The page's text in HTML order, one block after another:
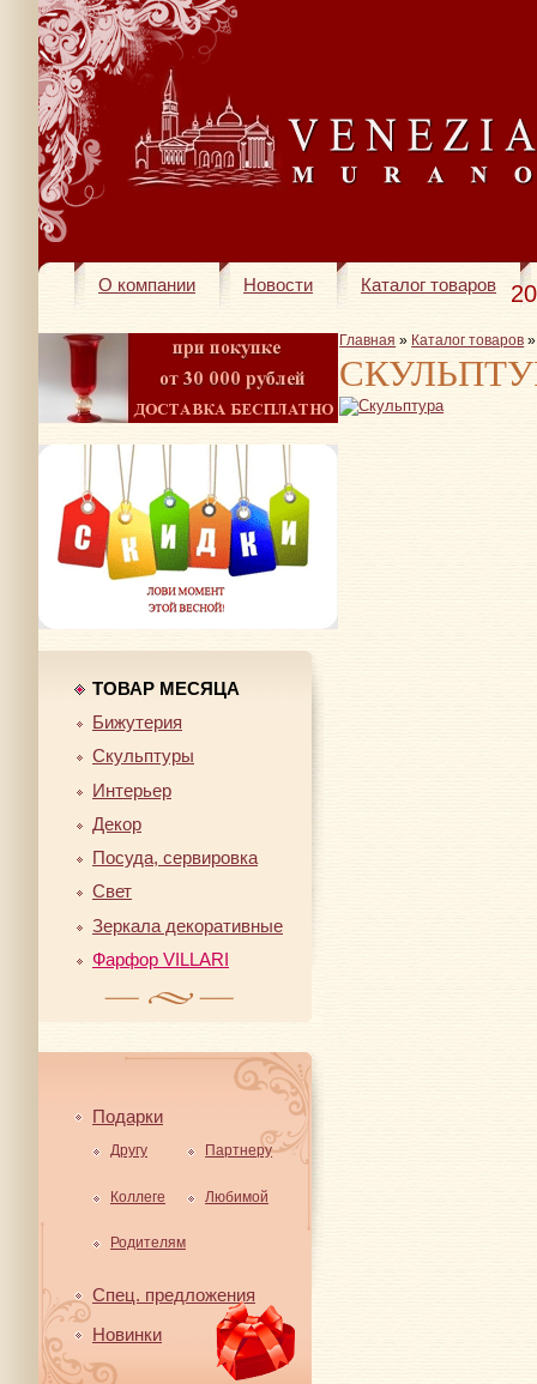
О компании Новости Каталог товаров
ТОВАР МЕСЯЦА
Бижутерия
Скульптуры
Интерьер
Декор
Посуда, сервировка
Свет
Зеркала декоративные
Фарфор VILLARI
Подарки
Другу Партнеру
Коллеге Любимой
Родителям
Спец. предложения
Новинки
Главная » Каталог товаров